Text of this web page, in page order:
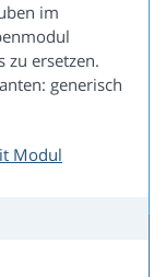
im
zu ersetzen.
generisch
Modul